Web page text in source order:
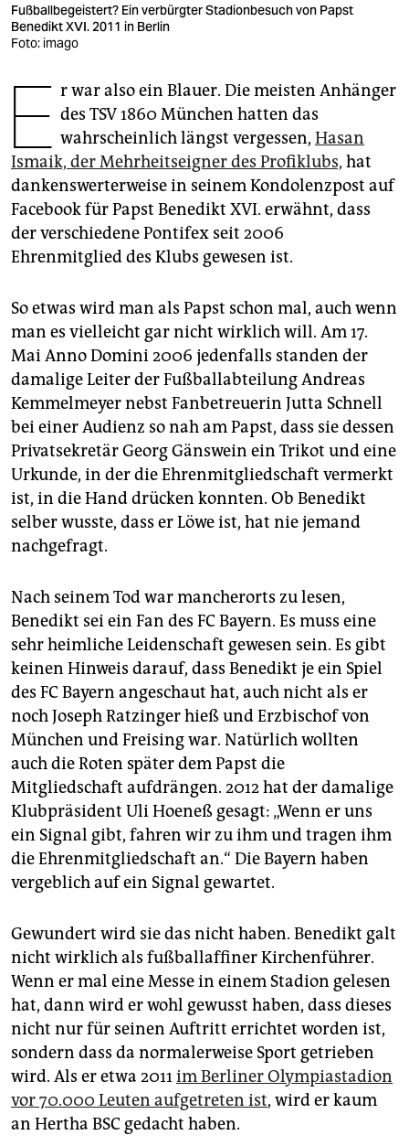
unterstützen
abo
genossenschaft
epaper login
Fußballbegeistert? Ein verbürgter Stadionbesuch von Papst
Benedikt XVI. 2011 in Berlin
Foto: imago
E r war also ein Blauer. Die meisten Anhänger
des TSV 1860 München hatten das
wahrscheinlich längst vergessen, Hasan
Ismaik, der Mehrheitseigner des Profiklubs, hat
dankenswerterweise in seinem Kondolenzpost auf
Facebook für Papst Benedikt XVI. erwähnt, dass
der verschiedene Pontifex seit 2006
Ehrenmitglied des Klubs gewesen ist.
So etwas wird man als Papst schon mal, auch wenn
man es vielleicht gar nicht wirklich will. Am 17.
Mai Anno Domini 2006 jedenfalls standen der
damalige Leiter der Fußballabteilung An­dreas
Kemmelmeyer nebst Fanbetreuerin Jutta Schnell
bei einer Audienz so nah am Papst, dass sie dessen
Privatsekretär Georg Gänswein ein Trikot und eine
Urkunde, in der die Ehrenmitgliedschaft vermerkt
ist, in die Hand drücken konnten. Ob Benedikt
selber wusste, dass er Löwe ist, hat nie jemand
nachgefragt.
Nach seinem Tod war mancherorts zu lesen,
Benedikt sei ein Fan des FC Bayern. Es muss eine
sehr heimliche Leidenschaft gewesen sein. Es gibt
keinen Hinweis darauf, dass Benedikt je ein Spiel
des FC Bayern angeschaut hat, auch nicht als er
noch Joseph Ratzinger hieß und Erzbischof von
München und Freising war. Natürlich wollten
auch die Roten später dem Papst die
Mitgliedschaft aufdrängen. 2012 hat der damalige
Klubpräsident Uli Hoeneß gesagt: „Wenn er uns
ein Signal gibt, fahren wir zu ihm und tragen ihm
die Ehrenmitgliedschaft an.“ Die Bayern haben
vergeblich auf ein Signal gewartet.
Gewundert wird sie das nicht haben. Benedikt galt
nicht wirklich als fußballaffiner Kirchenführer.
Wenn er mal eine Messe in einem Stadion gelesen
hat, dann wird er wohl gewusst haben, dass dieses
nicht nur für seinen Auftritt errichtet worden ist,
sondern dass da normalerweise Sport getrieben
wird. Als er etwa 2011im Berliner Olympiastadion
vor 70.000 Leuten aufgetreten ist, wird er kaum
an Hertha BSC gedacht haben.